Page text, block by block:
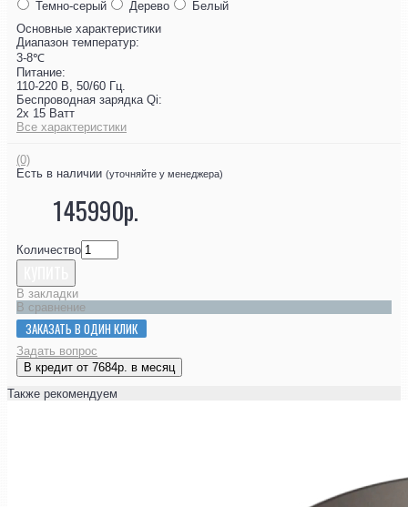
Темно-серый
Дерево
Белый
Основные характеристики
Диапазон температур:
3-8℃
Питание:
110-220 В, 50/60 Гц.
Беспроводная зарядка Qi:
2х 15 Ватт
Все характеристики
(0)
Есть в наличии (уточняйте у менеджера)
145990р.
Количество
В закладки
В сравнение
ЗАКАЗАТЬ В ОДИН КЛИК
Задать вопрос
В кредит от 7684р. в месяц
Также рекомендуем